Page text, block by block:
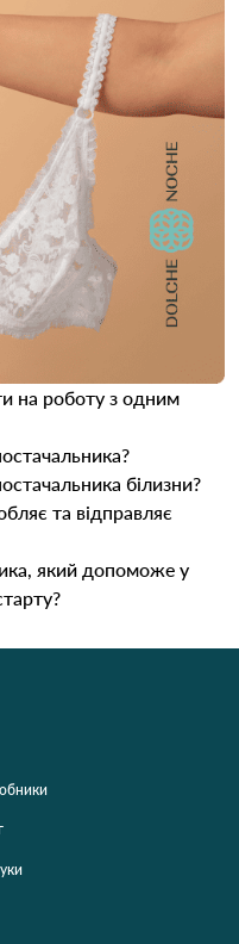
на роботу з одним
білизни?
та відправляє
який допоможе у